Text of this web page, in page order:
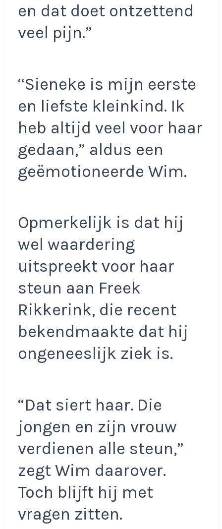
en dat doet ontzettend
veel pijn.”
‘‘Sieneke is mijn eerste
en liefste kleinkind. Ik
heb altijd veel voor haar
gedaan,” aldus een
geëmotioneerde Wim.
Opmerkelijk is dat hij
wel waardering
uitspreekt voor haar
steun aan Freek
Rikkerink, die recent
bekendmaakte dat hij
ongeneeslijk ziek is.
“Dat siert haar. Die
jongen en zijn vrouw
verdienen alle steun,”
zegt Wim daarover.
Toch blijft hij met
vragen zitten.